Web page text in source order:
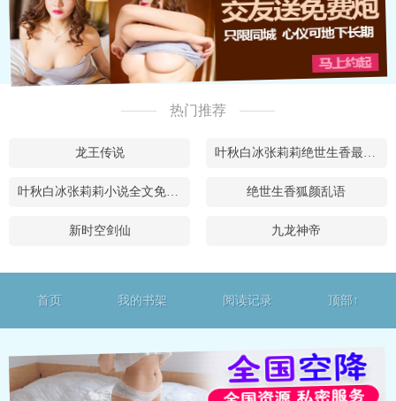
热门推荐
龙王传说 叶秋白冰张莉莉绝世生香最新章节在线阅读
叶秋白冰张莉莉小说全文免费阅读 绝世生香狐颜乱语
新时空剑仙 九龙神帝
首页 我的书架 阅读记录 顶部↑